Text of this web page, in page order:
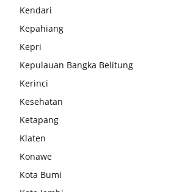
Kendari
Kepahiang
Kepri
Kepulauan Bangka Belitung
Kerinci
Kesehatan
Ketapang
Klaten
Konawe
Kota Bumi